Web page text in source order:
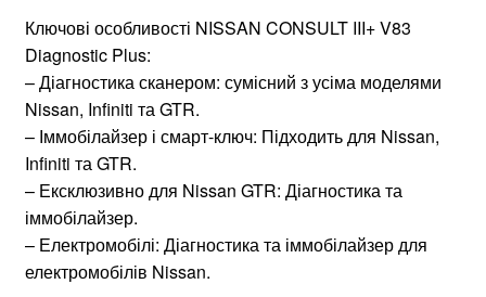
Ключові особливості NISSAN CONSULT III+ V83
Diagnostic Plus:
– Діагностика сканером: сумісний з усіма моделями
Nissan, Infiniti та GTR.
– Іммобілайзер і смарт-ключ: Підходить для Nissan,
Infiniti та GTR.
– Ексклюзивно для Nissan GTR: Діагностика та
іммобілайзер.
– Електромобілі: Діагностика та іммобілайзер для
електромобілів Nissan.